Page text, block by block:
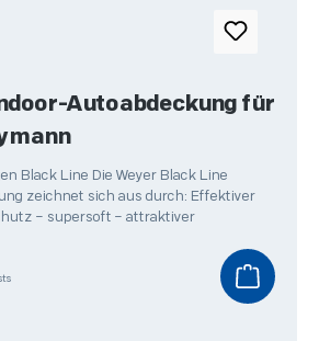
Autoabdeckung für
Die Weyer Black Line
zeichnet sich aus durch: Effektiver
– supersoft – attraktiver